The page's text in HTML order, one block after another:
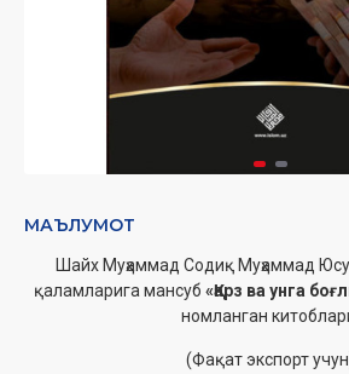
МАЪЛУМОТ
Шайх Муҳаммад Содиқ Муҳаммад
қаламларига мансуб «Қарз ва унга
номланган
(Фақат экспорт